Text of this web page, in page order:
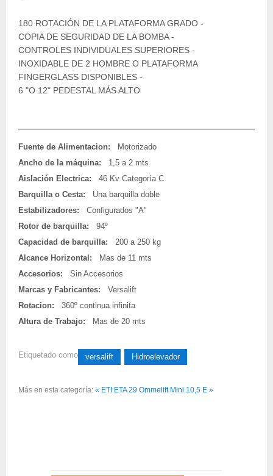
180 ROTACIÓN DE LA PLATAFORMA GRADO -
COPIA DE SEGURIDAD DE LA BOMBA -
CONTROLES INDIVIDUALES SUPERIORES -
INOXIDABLE DE 2 HOMBRE O PLATAFORMA
FINGERGLASS DISPONIBLES -
6 "O 12" PEDESTAL MÁS ALTO
Fuente de Alimentacion:
Motorizado
Ancho de la máquina:
1,5 a 2 mts
Aislación Electrica:
46 Kv Categoría C
Barquilla o Cesta:
Una barquilla doble
Estabilizadores:
Configurados "A"
Rotor de barquilla:
94º
Capacidad de barquilla:
200 a 250 kg
Alcance Horizontal:
Mas de 11 mts
Accesorios:
Sin Accesorios
Marcas y Fabricantes:
Versalift
Rotacion:
360º continua infinita
Altura de Trabajo:
Mas de 20 mts
Etiquetado como versalift Hidroelevador
Más en esta categoría: « ETI ETA 29 Ommelift Mini 10,5 E »